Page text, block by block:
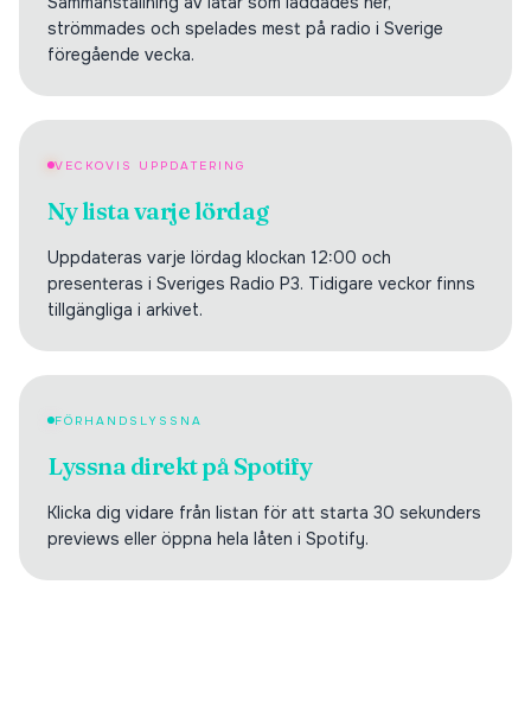
strömmades och spelades mest på radio i Sverige
föregående vecka.
VECKOVIS UPPDATERING
Ny lista varje lördag
Uppdateras varje lördag klockan 12:00 och
presenteras i Sveriges Radio P3. Tidigare veckor finns
tillgängliga i arkivet.
FÖRHANDSLYSSNA
Lyssna direkt på Spotify
Klicka dig vidare från listan för att starta 30 sekunders
previews eller öppna hela låten i Spotify.